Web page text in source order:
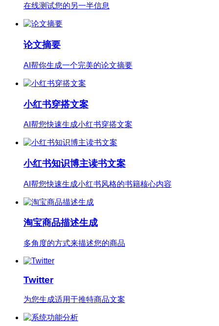
在线测试您的另一半信息
论文摘要
AI帮你生成一个完美的论文摘要
小红书穿搭文案
AI帮您快速生成小红书穿搭文案
小红书知识博主读书文案
AI帮您快速生成小红书风格的书籍核心内容
淘宝商品描述生成
多角度的方式来描述您的商品
Twitter
为您生成适用于推特商品文案